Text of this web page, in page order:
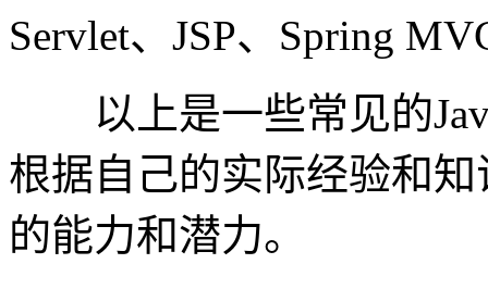
Servlet、JSP、Spring
以上是一些常见的
根据自己的实际经验和
的能力和潜力。